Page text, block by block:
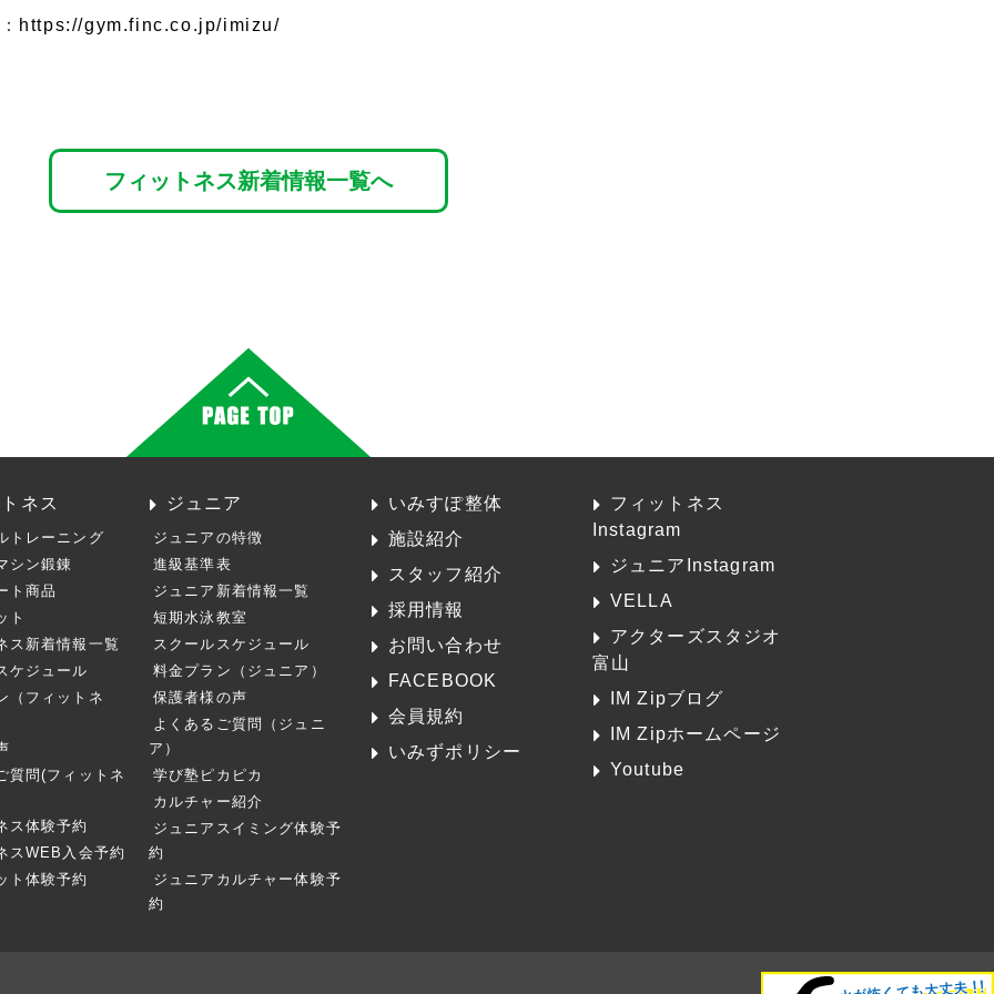
https://gym.finc.co.jp/imizu/
フィットネス新着情報一覧へ
ネス
トレーニング
シン鍛錬
ト商品
ト
ス新着情報一覧
ケジュール
（フィットネ
質問(フィットネ
ス体験予約
スWEB入会予約
ト体験予約
ジュニア
ジュニアの特徴
進級基準表
ジュニア新着情報一覧
短期水泳教室
スクールスケジュール
料金プラン（ジュニア）
保護者様の声
よくあるご質問（ジュニ
ア）
学び塾ピカピカ
カルチャー紹介
ジュニアスイミング体験予
約
ジュニアカルチャー体験予
約
いみすぽ整体
施設紹介
スタッフ紹介
採用情報
お問い合わせ
FACEBOOK
会員規約
いみずポリシー
フィットネス
Instagram
ジュニアInstagram
VELLA
アクターズスタジオ
富山
IM Zipブログ
IM Zipホームページ
Youtube